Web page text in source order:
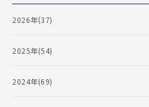
2026年(37)
2025年(54)
2024年(69)